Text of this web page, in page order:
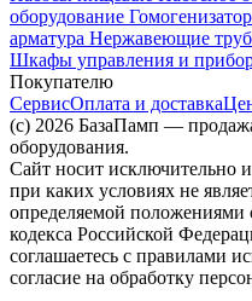
оборудование
арматура Нержавеющие
Шкафы управления и
Покупателю
СервисОплата и доставка
(c) 2026 БазаПамп —
оборудования.
Сайт носит исключительно
при каких условиях не
определяемой положениями
кодекса Российской
соглашаетесь с правилами
согласие на обработку